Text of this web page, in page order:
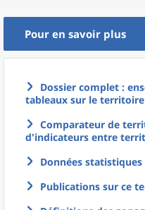
Pour en savoir plus
Dossier complet :
tableaux sur le territoire
Comparateur de
d'indicateurs entre
Données
Publications sur ce